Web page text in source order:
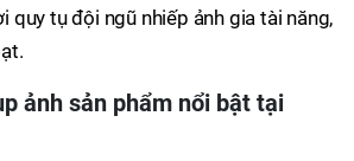
quy tụ đội ngũ nhiếp ảnh gia tài năng,
ảnh sản phẩm nổi bật tại